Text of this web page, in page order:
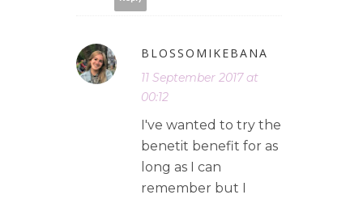
BLOSSOMIKEBANA
11 September 2017 at
00:12
I've wanted to try the
benetit benefit for as
long as I can
remember but I